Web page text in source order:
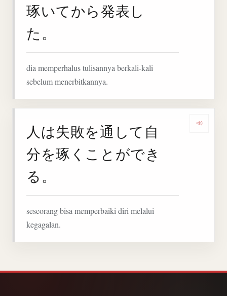
琢いてから発表し
た。
dia memperhalus tulisannya berkali-kali
sebelum menerbitkannya.
人は失敗を通して自
分を琢くことができ
る。
seseorang bisa memperbaiki diri melalui
kegagalan.